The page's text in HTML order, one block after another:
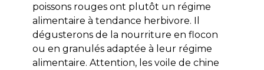
poissons rouges ont plutôt un régime
alimentaire à tendance herbivore. Il
dégusterons de la nourriture en flocon
ou en granulés adaptée à leur régime
alimentaire. Attention, les voile de chine